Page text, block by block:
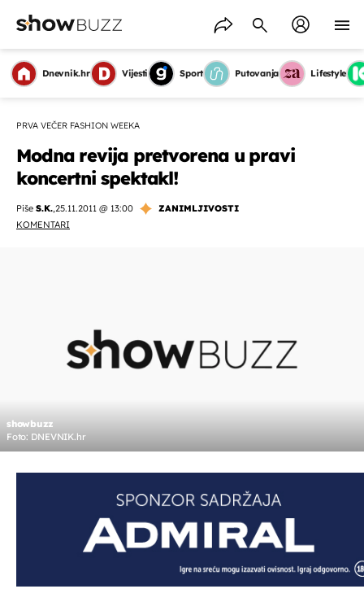
Dnevnik.hr Vijesti Sport Putovanja Lifestyle
PRVA VEČER FASHION WEEKA
Modna revija pretvorena u pravi
koncertni spektakl!
Piše S.K.,25.11.2011 @ 13:00
ZANIMLJIVOSTI
KOMENTARI
showbuzz
Foto: DNEVNIK.hr